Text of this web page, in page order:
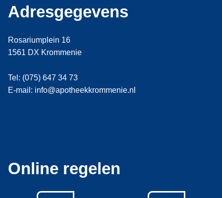
Adresgegevens
Rosariumplein 16
1561 DX Krommenie
Tel: (075) 647 34 73
E-mail: info@apotheekkrommenie.nl
Online regelen